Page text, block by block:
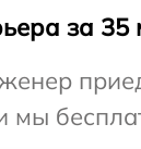
за 35
мы